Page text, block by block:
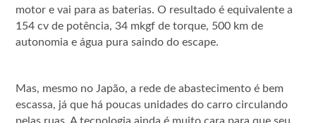
motor e vai para as baterias. O resultado é equivalente a
154 cv de potência, 34 mkgf de torque, 500 km de
autonomia e água pura saindo do escape.
Mas, mesmo no Japão, a rede de abastecimento é bem
escassa, já que há poucas unidades do carro circulando
pelas ruas. A tecnologia ainda é muito cara para que seu